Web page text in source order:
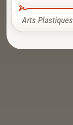
Arts Plastiques